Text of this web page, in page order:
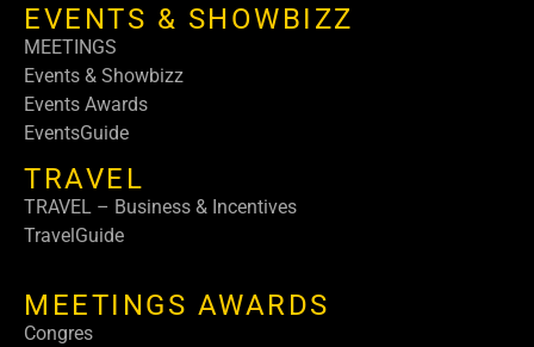
EVENTS & SHOWBIZZ
MEETINGS
Events & Showbizz
Events Awards
EventsGuide
TRAVEL
TRAVEL – Business & Incentives
TravelGuide
MEETINGS AWARDS
Congres